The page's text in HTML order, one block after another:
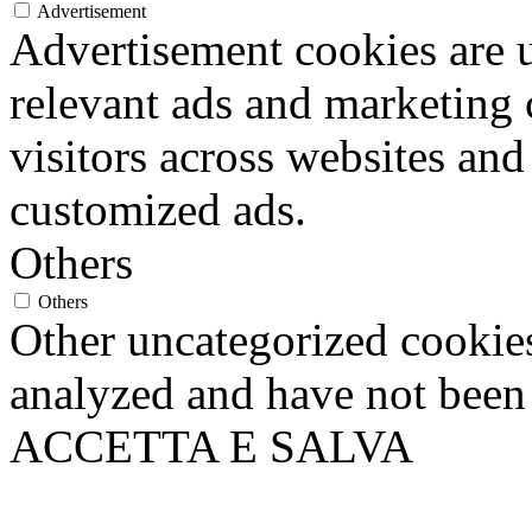
Advertisement
Advertisement cookies
relevant ads and marketing
visitors across websites
customized ads.
Others
Others
Other uncategorized
analyzed and have not
ACCETTA E SALVA